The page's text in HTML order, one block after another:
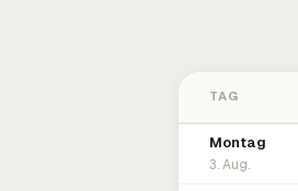
TAG
Montag
3. Aug.